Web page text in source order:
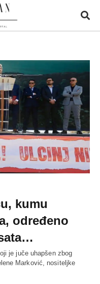
kumu
određeno
je juče uhapšen zbog
Marković, nositeljke